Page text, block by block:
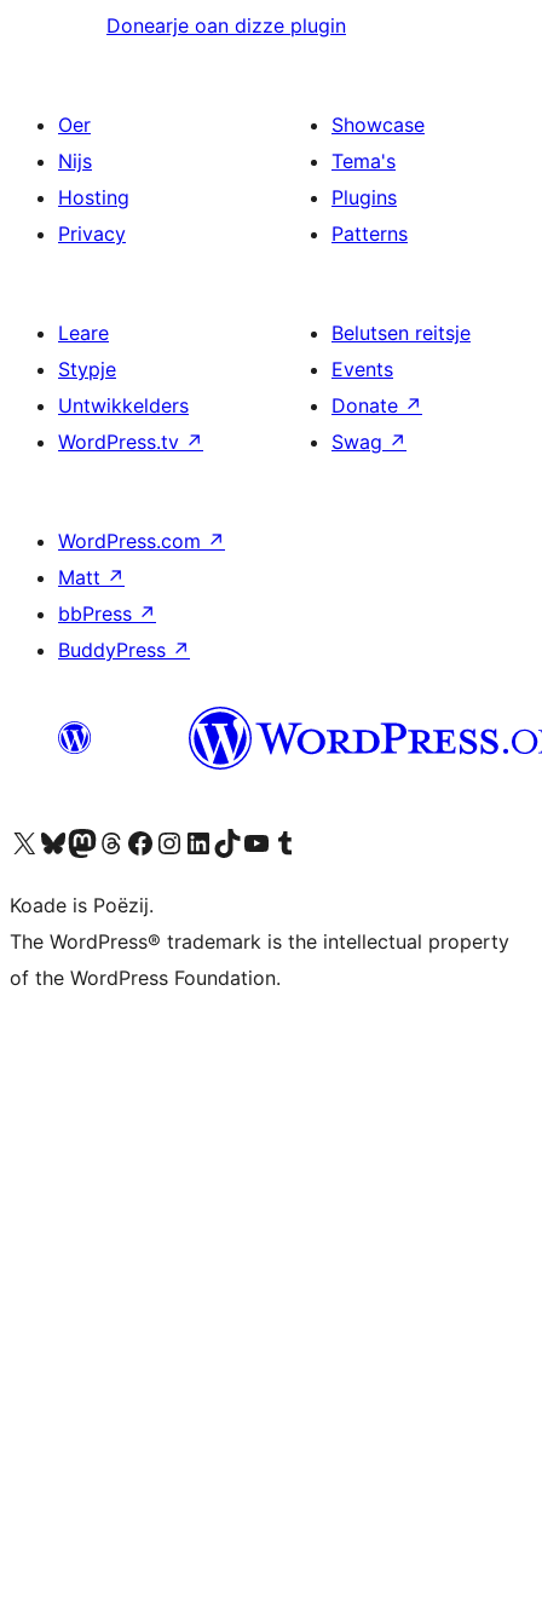
Donearje oan dizze plugin
Oer
Nijs
Hosting
Privacy
Showcase
Tema's
Plugins
Patterns
Leare
Stypje
Untwikkelders
WordPress.tv ↗
Belutsen reitsje
Events
Donate ↗
Swag ↗
WordPress.com ↗
Matt ↗
bbPress ↗
BuddyPress ↗
Visit our X (formerly Twitter) account
Visit our Bluesky account
Visit our Mastodon account
Visit our Threads account
Besykje ús Facebook sideBesykje ús Instagram-akkount
Besykje ús LinkedIn akkount
Visit our TikTok account
Visit our YouTube channel
Visit our Tumblr account
Koade is Poëzij.
The WordPress® trademark is the intellectual property
of the WordPress Foundation.